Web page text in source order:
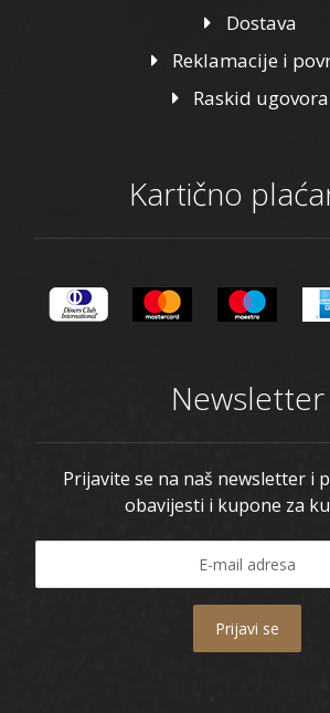
Dostava
Reklamacije i
Raskid ugovora
Kartično
Newsletter
Prijavite se na naš newsletter i
obavijesti i kupone za
Prijavi se